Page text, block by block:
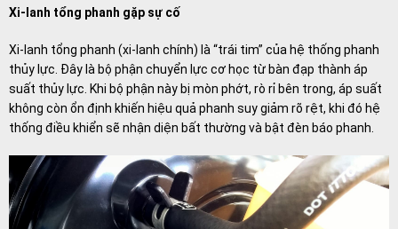
Xi-lanh tổng phanh gặp sự cố
Xi-lanh tổng phanh (xi-lanh chính) là “trái tim” của hệ thống phanh
thủy lực. Đây là bộ phận chuyển lực cơ học từ bàn đạp thành áp
suất thủy lực. Khi bộ phận này bị mòn phớt, rò rỉ bên trong, áp suất
không còn ổn định khiến hiệu quả phanh suy giảm rõ rệt, khi đó hệ
thống điều khiển sẽ nhận diện bất thường và bật đèn báo phanh.